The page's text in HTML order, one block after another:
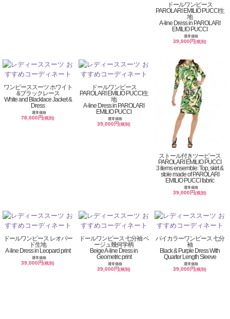
ドールワンピース
PAROLARI EMILIO PUCCI生
地
A-line Dress in PAROLARI
EMILIO PUCCI
通常価格
39,000円(税別)
ワンピーススーツ ホワイト
&ブラックレース
White and Blacklace Jacket &
Dress
通常価格
78,000円(税別)
ドールワンピース
PAROLARI EMILIO PUCCI生
地
A-line Dress in PAROLARI
EMILIO PUCCI
通常価格
39,000円(税別)
ストール付きツーピース
PAROLARI EMILIO PUCCI
3 items ensemble: Top, skirt &
stole made of PAROLARI
EMILIO PUCCI fabric
通常価格
39,000円(税別)
ドールワンピース レオパー
ド生地
A-line Dress in Leopard print
通常価格
39,000円(税別)
ドールワンピース 七分袖 ベ
ージュ幾何学柄
Beige A-line Dress in
Geometric print
通常価格
39,000円(税別)
バイカラーワンピース 七分
袖
Black & Purple Dress With
Quarter Length Sleeve
通常価格
39,000円(税別)